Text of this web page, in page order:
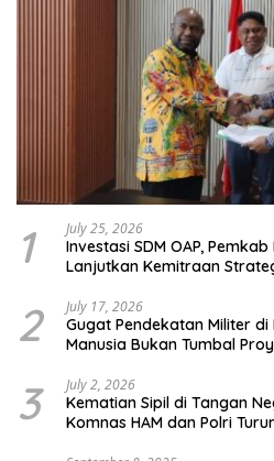
1 July 25, 2026
Investasi SDM OAP,
Lanjutkan Kemitraan
2 July 17, 2026
Gugat Pendekatan Militer di
Manusia Bukan Tumbal
3 July 2, 2026
Kematian Sipil di Tangan
Komnas HAM dan Polri